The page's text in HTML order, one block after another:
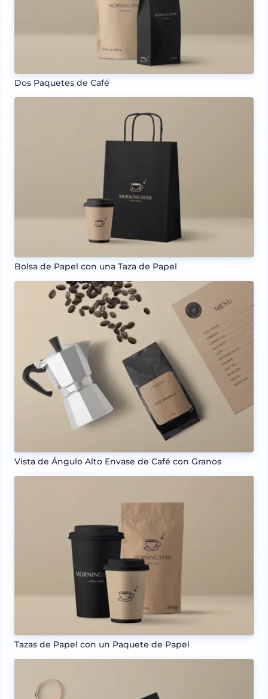
Dos Paquetes de Café
Bolsa de Papel con una Taza de Papel
Vista de Ángulo Alto Envase de Café con Granos
Tazas de Papel con un Paquete de Papel